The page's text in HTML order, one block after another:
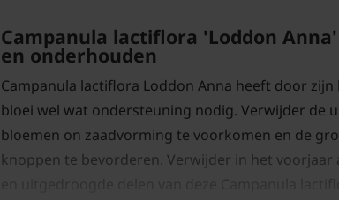
Campanula lactiflora 'Loddon
en onderhouden
Campanula lactiflora Loddon Anna heeft door zijn
bloei wel wat ondersteuning nodig. Verwijder de
bloemen on zaadvorming te voorkomen en de
knoppen te bevorderen. Verwijder in het voorjaar